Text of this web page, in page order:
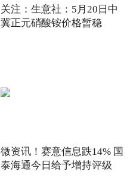
关注：生意社：5月20日中
冀正元硝酸铵价格暂稳
微资讯！赛意信息跌14% 国
泰海通今日给予增持评级